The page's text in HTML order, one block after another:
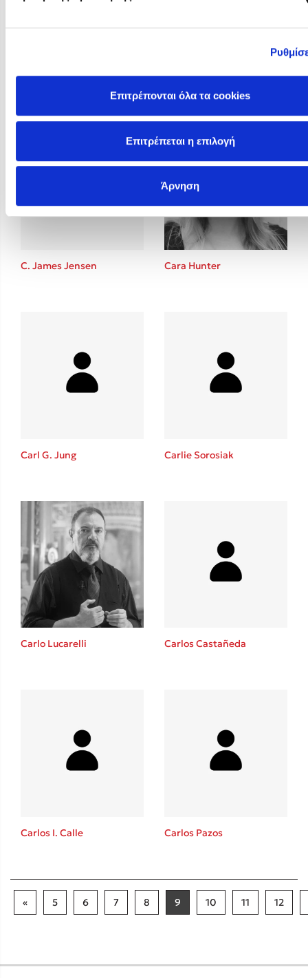
Επιτρέπονται όλα τα cookies
Επιτρέπεται η επιλογή
Άρνηση
Brigitte Giraud BTS
C. James Jensen Cara Hunter
Carl G. Jung Carlie Sorosiak
Carlo Lucarelli Carlos Castañeda
Carlos I. Calle Carlos Pazos
« 5 6 7 8 9 10 11 12